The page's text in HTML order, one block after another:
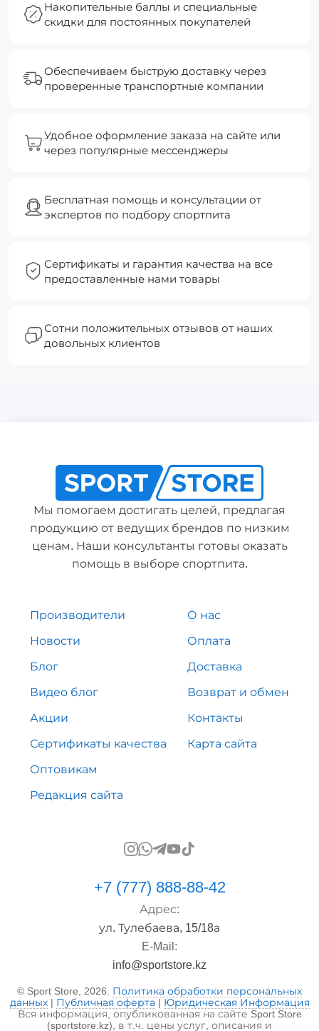
Накопительные баллы и специальные
скидки для постоянных покупателей
Обеспечиваем быструю доставку через
проверенные транспортные компании
Удобное оформление заказа на сайте или
через популярные мессенджеры
Бесплатная помощь и консультации от
экспертов по подбору спортпита
Сертификаты и гарантия качества на все
предоставленные нами товары
Сотни положительных отзывов от наших
довольных клиентов
Мы помогаем достигать целей, предлагая
продукцию от ведущих брендов по низким
ценам. Наши консультанты готовы оказать
помощь в выборе спортпита.
Производители
Новости
Блог
Видео блог
Акции
Сертификаты качества
Оптовикам
Редакция сайта
О нас
Оплата
Доставка
Возврат и обмен
Контакты
Карта сайта
+7 (777) 888-88-42
Адрес:
ул. Тулебаева, 15/18а
E-Mail:
info@sportstore.kz
© Sport Store, 2026. Политика обработки персональных
данных| Публичная оферта | Юридическая Информация
Вся информация, опубликованная на сайте Sport Store
(sportstore.kz), в т.ч. цены услуг, описания и